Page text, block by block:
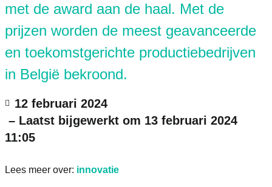
met de award aan de haal. Met de
prijzen worden de meest geavanceerde
en toekomstgerichte productiebedrijven
in België bekroond.
12 februari 2024
– Laatst bijgewerkt om 13 februari 2024
11:05
Lees meer over: innovatie